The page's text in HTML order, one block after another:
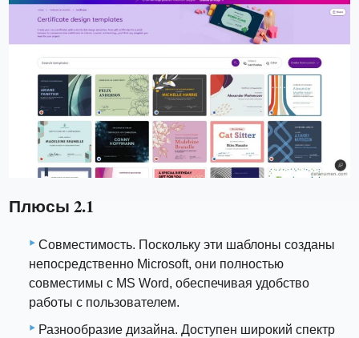
Плюсы 2.1
Совместимость. Поскольку эти шаблоны созданы
непосредственно Microsoft, они полностью
совместимы с MS Word, обеспечивая удобство
работы с пользователем.
Разнообразие дизайна. Доступен широкий спектр